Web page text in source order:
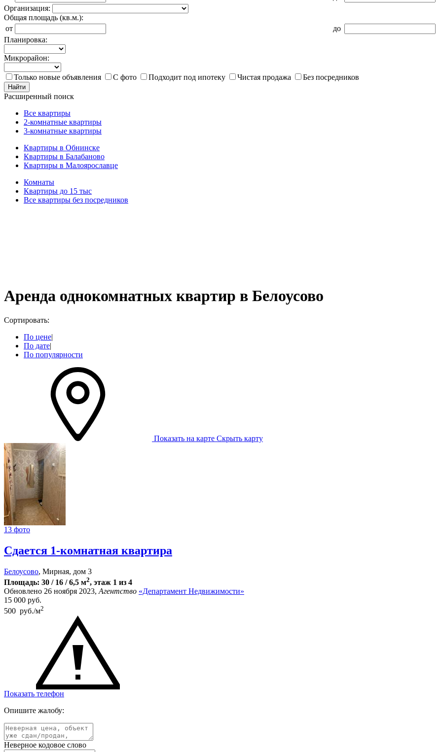
Организация:
Общая площадь (кв.м.):
от
до
Планировка:
Микрорайон:
Только новые объявления С фото Подходит под ипотеку Чистая продажа Без посредников
Найти
Расширенный поиск
Все квартиры
2-комнатные квартиры
3-комнатные квартиры
Квартиры в Обнинске
Квартиры в Балабаново
Квартиры в Малоярославце
Комнаты
Квартиры до 15 тыс
Все квартиры без посредников
Аренда однокомнатных квартир в Белоусово
Сортировать:
По цене|
По дате|
По популярности
Показать на карте Скрыть карту
13 фото
Сдается 1-комнатная квартира
Белоусово, Мирная, дом 3
Площадь: 30 / 16 / 6,5 м2, этаж 1 из 4
Обновлено 26 ноября 2023, Агентство «Департамент Недвижимости»
15 000 руб.
500 руб./м2
Показать телефон
Опишите жалобу:
Неверное кодовое слово